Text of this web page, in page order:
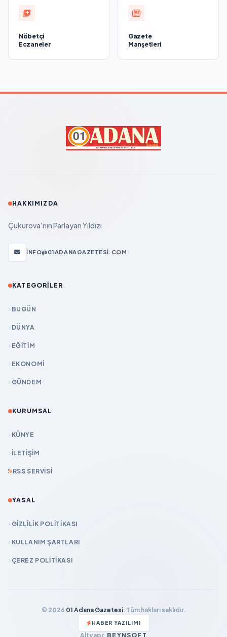
Nöbetçi
Eczaneler
Gazete
Manşetleri
HAKKIMIZDA
Çukurova'nın Parlayan Yıldızı
INFO@01ADANAGAZETESI.COM
KATEGORILER
BUGÜN
DÜNYA
EĞİTİM
EKONOMİ
GÜNDEM
KURUMSAL
KÜNYE
İLETIŞIM
RSS SERVISI
YASAL
GIZLILIK POLITIKASI
KULLANIM ŞARTLARI
ÇEREZ POLITIKASI
© 2026 01 Adana Gazetesi. Tüm hakları saklıdır.
HABER YAZILIMI
Altyapı: BEYNSOFT